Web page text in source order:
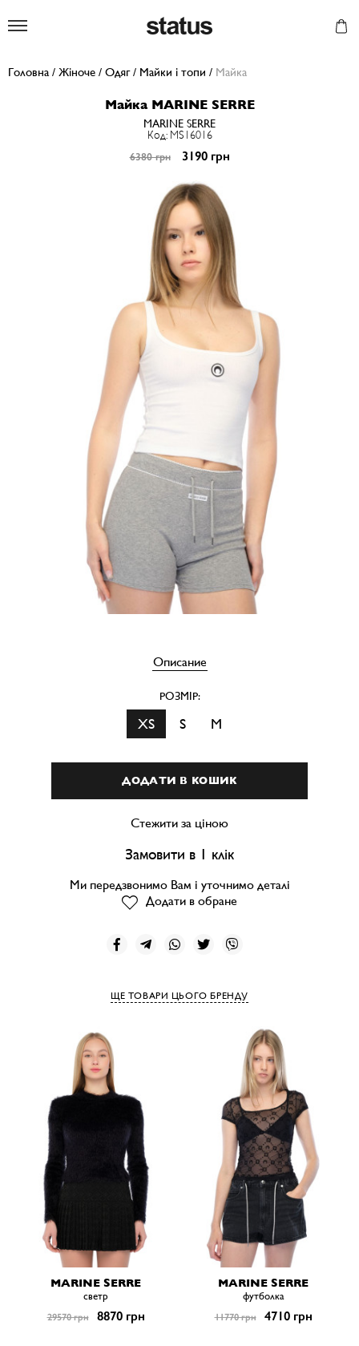
Головна / Жіноче / Одяг/ Майки і топи / Майка
Майка MARINE SERRE
MARINE SERRE
Код: MS16016
6380 грн 3190 грн
Описание
РОЗМІР:
XS S M
ДОДАТИ В КОШИК
Стежити за ціною
Замовити в 1 клік
Ми передзвонимо Вам і уточнимо деталі
Додати в обране
ЩЕ ТОВАРИ ЦЬОГО БРЕНДУ
MARINE SERRE
светр
29570 грн 8870 грн
MARINE SERRE
футболка
11770 грн 4710 грн